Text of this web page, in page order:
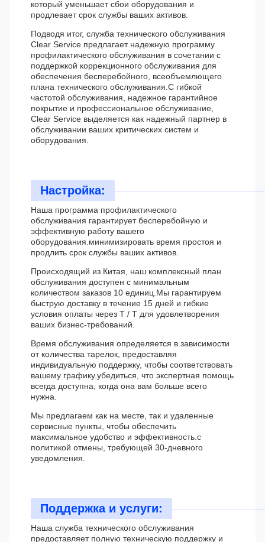
который уменьшает сбои оборудования и
продлевает срок службы ваших активов.
Подводя итог, служба технического обслуживания
Clear Service предлагает надежную программу
профилактического обслуживания в сочетании с
поддержкой коррекционного обслуживания для
обеспечения бесперебойного, всеобъемлющего
плана технического обслуживания.С гибкой
частотой обслуживания, надежное гарантийное
покрытие и профессиональное обслуживание,
Clear Service выделяется как надежный партнер в
обслуживании ваших критических систем и
оборудования.
Настройка:
Наша программа профилактического
обслуживания гарантирует бесперебойную и
эффективную работу вашего
оборудования.минимизировать время простоя и
продлить срок службы ваших активов.
Происходящий из Китая, наш комплексный план
обслуживания доступен с минимальным
количеством заказов 10 единиц.Мы гарантируем
быструю доставку в течение 15 дней и гибкие
условия оплаты через T / T для удовлетворения
ваших бизнес-требований.
Время обслуживания определяется в зависимости
от количества тарелок, предоставляя
индивидуальную поддержку, чтобы соответствовать
вашему графику.убедиться, что экспертная помощь
всегда доступна, когда она вам больше всего
нужна.
Мы предлагаем как на месте, так и удаленные
сервисные пункты, чтобы обеспечить
максимальное удобство и эффективность.с
политикой отмены, требующей 30-дневного
уведомления.
Поддержка и услуги:
Наша служба технического обслуживания
предоставляет полную техническую поддержку и